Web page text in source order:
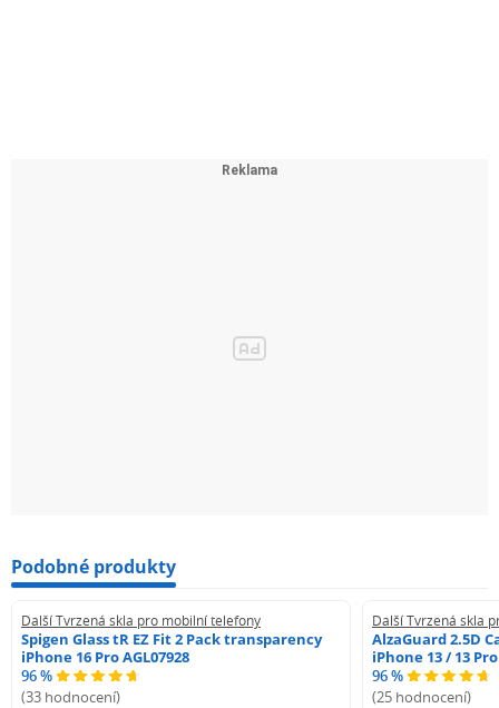
Podobné produkty
Další Tvrzená skla pro mobilní telefony
Spigen Glass tR EZ Fit 2 Pack transparency
iPhone 16 Pro AGL07928
96 %
(33 hodnocení)
Další Tvrzená skla
AlzaGuard 2.5D
iPhone 13 / 13 Pro
96 %
(25 hodnocení)